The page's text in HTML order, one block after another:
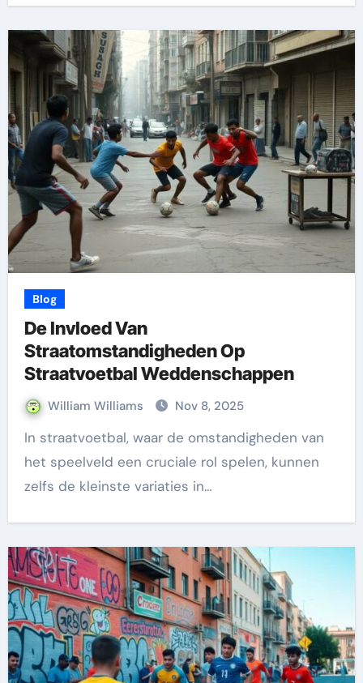
Blog
De Invloed Van
Straatomstandigheden Op
Straatvoetbal Weddenschappen
William Williams Nov 8, 2025
In straatvoetbal, waar de omstandigheden van
het speelveld een cruciale rol spelen, kunnen
zelfs de kleinste variaties in…